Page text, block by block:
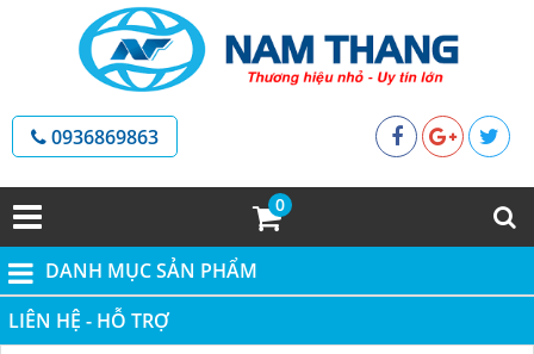
0936869863
0
DANH MỤC SẢN PHẨM
LIÊN HỆ - HỖ TRỢ